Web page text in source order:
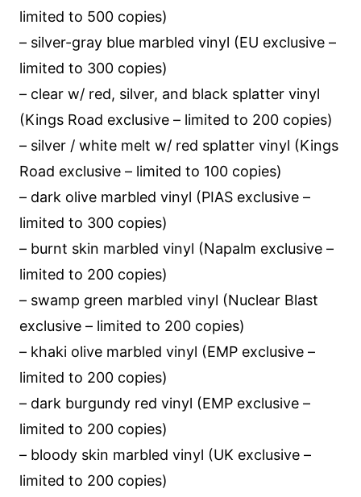
limited to 500 copies)
– silver-gray blue marbled vinyl (EU exclusive –
limited to 300 copies)
– clear w/ red, silver, and black splatter vinyl
(Kings Road exclusive – limited to 200 copies)
– silver / white melt w/ red splatter vinyl (Kings
Road exclusive – limited to 100 copies)
– dark olive marbled vinyl (PIAS exclusive –
limited to 300 copies)
– burnt skin marbled vinyl (Napalm exclusive –
limited to 200 copies)
– swamp green marbled vinyl (Nuclear Blast
exclusive – limited to 200 copies)
– khaki olive marbled vinyl (EMP exclusive –
limited to 200 copies)
– dark burgundy red vinyl (EMP exclusive –
limited to 200 copies)
– bloody skin marbled vinyl (UK exclusive –
limited to 200 copies)